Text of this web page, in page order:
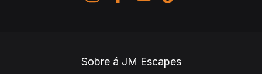
Sobre á JM Escapes